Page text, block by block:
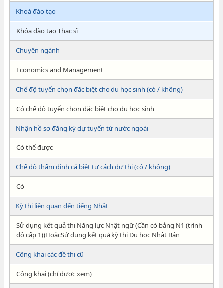
Khoá đào tạo
Khóa đào tạo Thạc sĩ
Chuyên ngành
Economics and Management
Chế độ tuyển chọn đăc biệt cho du học sinh (có / không)
Có chế độ tuyển chọn đăc biệt cho du học sinh
Nhận hồ sơ đăng ký dự tuyển từ nước ngoài
Có thể được
Chế độ thẩm định cá biệt tư cách dự thi (có / không)
Có
Kỳ thi liên quan đến tiếng Nhật
Sử dụng kết quả thi Năng lực Nhật ngữ (Cần có bằng N1 (trình
độ cấp 1))HoặcSử dụng kết quả kỳ thi Du học Nhật Bản
Công khai các đề thi cũ
Công khai (chỉ được xem)